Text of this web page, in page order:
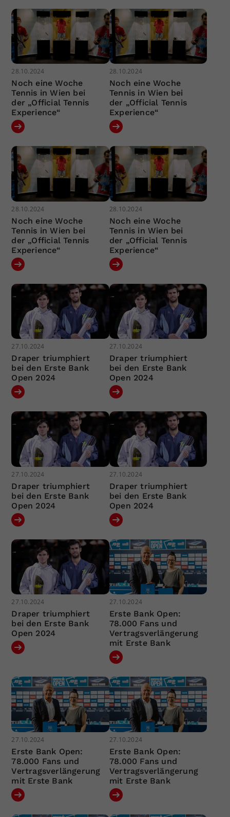
28.10.2024
Noch eine Woche
Tennis in Wien bei
der „Official Tennis
Experience“
28.10.2024
Noch eine Woche
Tennis in Wien bei
der „Official Tennis
Experience“
28.10.2024
Noch eine Woche
Tennis in Wien bei
der „Official Tennis
Experience“
28.10.2024
Noch eine Woche
Tennis in Wien bei
der „Official Tennis
Experience“
27.10.2024
Draper triumphiert
bei den Erste Bank
Open 2024
27.10.2024
Draper triumphiert
bei den Erste Bank
Open 2024
27.10.2024
Draper triumphiert
bei den Erste Bank
Open 2024
27.10.2024
Draper triumphiert
bei den Erste Bank
Open 2024
27.10.2024
Draper triumphiert
bei den Erste Bank
Open 2024
27.10.2024
Erste Bank Open:
78.000 Fans und
Vertragsverlängerung
mit Erste Bank
27.10.2024
Erste Bank Open:
78.000 Fans und
Vertragsverlängerung
mit Erste Bank
27.10.2024
Erste Bank Open:
78.000 Fans und
Vertragsverlängerung
mit Erste Bank